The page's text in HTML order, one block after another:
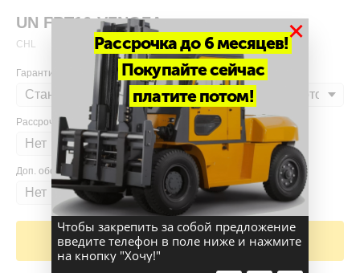
UN FBT16-VZNQZA
CHL
Гарантия
Рассрочка
Доп. оборудование
Добавить в корзину
Рассрочка до 6 месяцев!
Покупайте сейчас
платите потом!
×
Чтобы закрепить за собой предложение
введите телефон в поле ниже и нажмите
на кнопку "Хочу!"